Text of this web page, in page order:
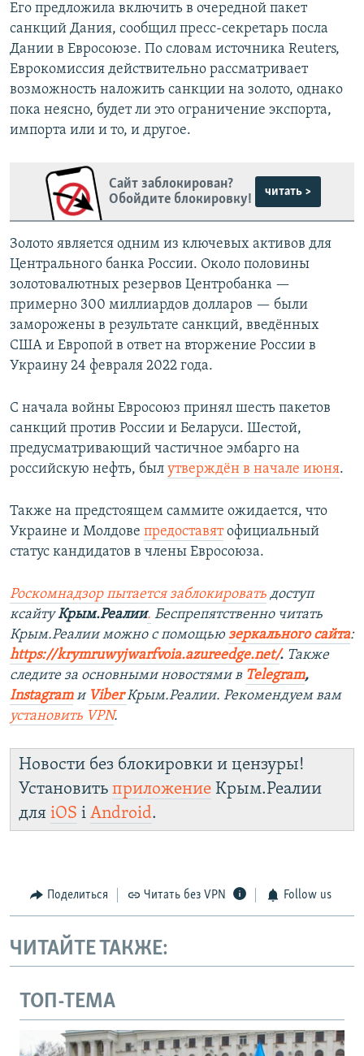
Его предложила включить в очередной пакет
санкций Дания, сообщил пресс-секретарь посла
Дании в Евросоюзе. По словам источника Reuters,
Еврокомиссия действительно рассматривает
возможность наложить санкции на золото, однако
пока неясно, будет ли это ограничение экспорта,
импорта или и то, и другое.
Сайт заблокирован?
Обойдите блокировку!
читать >
Золото является одним из ключевых активов для
Центрального банка России. Около половины
золотовалютных резервов Центробанка —
примерно 300 миллиардов долларов — были
заморожены в результате санкций, введённых
США и Европой в ответ на вторжение России в
Украину 24 февраля 2022 года.
С начала войны Евросоюз принял шесть пакетов
санкций против России и Беларуси. Шестой,
предусматривающий частичное эмбарго на
российскую нефть, был утверждён в начале июня.
Также на предстоящем саммите ожидается, что
Украине и Молдове предоставятофициальный
статус кандидатов в члены Евросоюза.
Роскомнадзор пытается заблокировать доступ
ксайтуКрым.Реалии. Беспрепятственно читать
Крым.Реалии можно с помощью зеркального сайта:
https://krymruwyjwarfvoia.azureedge.net/. Также
следите за основными новостями в Telegram,
Instagram и ViberКрым.Реалии. Рекомендуем вам
установить VPN.
Новости без блокировки и цензуры!
Установить приложение Крым.Реалии
для iOS і Android.
Поделиться Читать без VPN Follow us
ЧИТАЙТЕ ТАКЖЕ:
ТОП-ТЕМА